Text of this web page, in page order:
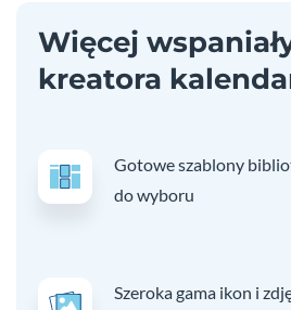
Więcej
kreatora
Gotowe szablony
do wyboru
Szeroka gama ikon i